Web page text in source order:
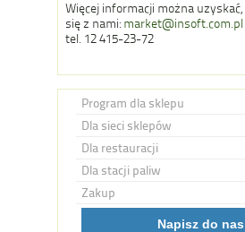
Więcej informacji można
się z nami: market@insoft.com.pl
tel. 12 415-23-72
Program dla sklepu
Dla sieci sklepów
Dla restauracji
Dla stacji paliw
Zakup
Napisz do nas